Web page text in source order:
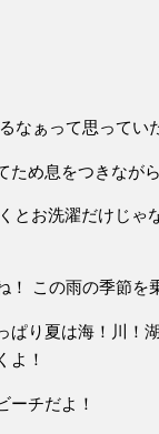
ぁって思ってい
め息をつきながら
とお洗濯だけじ
この雨の季節
り夏は海！川！
よ！
ーチだよ！